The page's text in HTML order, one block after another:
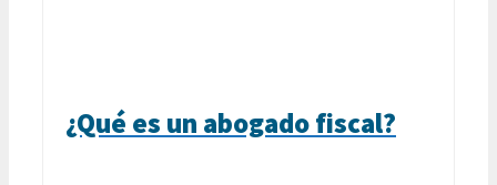
¿Qué es un abogado fiscal?